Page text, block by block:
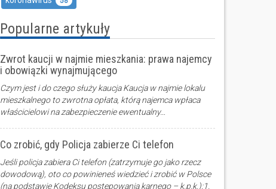
Popularne artykuły
Zwrot kaucji w najmie mieszkania: prawa najemcy
i obowiązki wynajmującego
Czym jest i do czego służy kaucja Kaucja w najmie lokalu
mieszkalnego to zwrotna opłata, którą najemca wpłaca
właścicielowi na zabezpieczenie ewentualny…
Co zrobić, gdy Policja zabierze Ci telefon
Jeśli policja zabiera Ci telefon (zatrzymuje go jako rzecz
dowodową), oto co powinieneś wiedzieć i zrobić w Polsce
(na podstawie Kodeksu postępowania karnego – k.p.k.):1.